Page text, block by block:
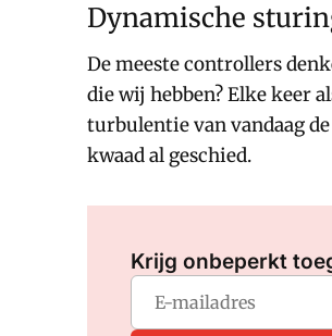
Dynamische
De meeste controllers
die wij hebben? Elke keer
turbulentie van vandaag
kwaad al geschied.
Krijg onbeperkt